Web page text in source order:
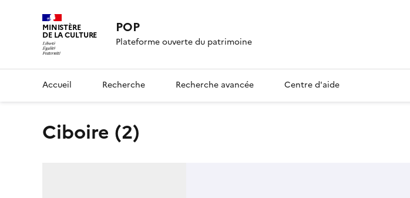
MINISTÈRE
DE LA CULTURE POP
Plateforme ouverte du patrimoine
Accueil Recherche Recherche avancée Centre d'aide
ciboire (2)